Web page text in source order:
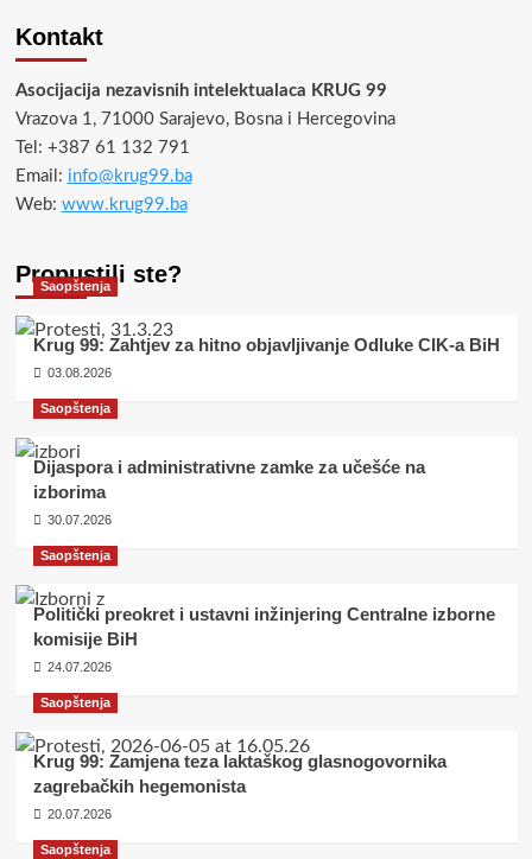
Kontakt
Asocijacija nezavisnih intelektualaca KRUG 99
Vrazova 1, 71000 Sarajevo, Bosna i Hercegovina
Tel: +387 61 132 791
Email: info@krug99.ba
Web: www.krug99.ba
Propustili ste?
Saopštenja
Krug 99: Zahtjev za hitno objavljivanje Odluke CIK-a BiH
03.08.2026
Saopštenja
Dijaspora i administrativne zamke za učešće na
izborima
30.07.2026
Saopštenja
Politički preokret i ustavni inžinjering Centralne izborne
komisije BiH
24.07.2026
Saopštenja
Krug 99: Zamjena teza laktaškog glasnogovornika
zagrebačkih hegemonista
20.07.2026
Saopštenja